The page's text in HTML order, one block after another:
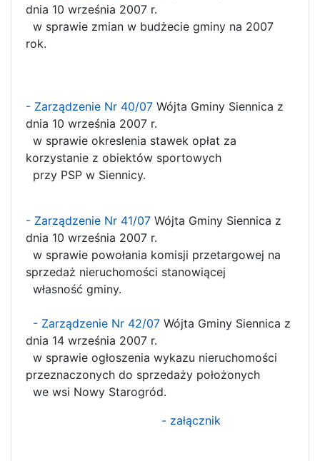
dnia 10 września 2007 r.
w sprawie zmian w budżecie gminy na 2007
rok.
- Zarządzenie Nr 40/07 Wójta Gminy Siennica z
dnia 10 września 2007 r.
w sprawie okreslenia stawek opłat za
korzystanie z obiektów sportowych
przy PSP w Siennicy.
- Zarządzenie Nr 41/07 Wójta Gminy Siennica z
dnia 10 września 2007 r.
w sprawie powołania komisji przetargowej na
sprzedaż nieruchomości stanowiącej
własność gminy.
- Zarządzenie Nr 42/07 Wójta Gminy Siennica z
dnia 14 września 2007 r.
w sprawie ogłoszenia wykazu nieruchomości
przeznaczonych do sprzedaży położonych
we wsi Nowy Starogród.
- załącznik